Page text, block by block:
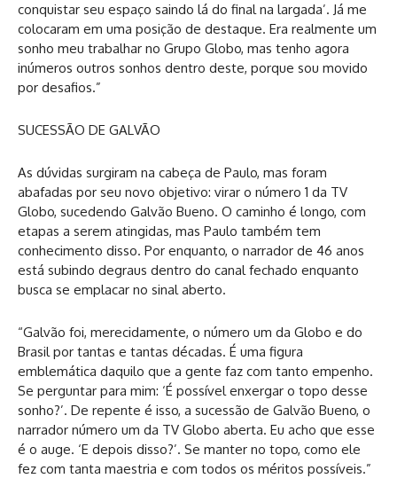
conquistar seu espaço saindo lá do final na largada’. Já me
colocaram em uma posição de destaque. Era realmente um
sonho meu trabalhar no Grupo Globo, mas tenho agora
inúmeros outros sonhos dentro deste, porque sou movido
por desafios.”
SUCESSÃO DE GALVÃO
As dúvidas surgiram na cabeça de Paulo, mas foram
abafadas por seu novo objetivo: virar o número 1 da TV
Globo, sucedendo Galvão Bueno. O caminho é longo, com
etapas a serem atingidas, mas Paulo também tem
conhecimento disso. Por enquanto, o narrador de 46 anos
está subindo degraus dentro do canal fechado enquanto
busca se emplacar no sinal aberto.
“Galvão foi, merecidamente, o número um da Globo e do
Brasil por tantas e tantas décadas. É uma figura
emblemática daquilo que a gente faz com tanto empenho.
Se perguntar para mim: ‘É possível enxergar o topo desse
sonho?’. De repente é isso, a sucessão de Galvão Bueno, o
narrador número um da TV Globo aberta. Eu acho que esse
é o auge. ‘E depois disso?’. Se manter no topo, como ele
fez com tanta maestria e com todos os méritos possíveis.”